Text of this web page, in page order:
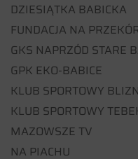
DZIESIĄTKA BABICKA
FUNDACJA NA
GKS NAPRZÓD STARE
GPK EKO-BABICE
KLUB SPORTOWY
KLUB SPORTOWY
MAZOWSZE TV
NA PIACHU